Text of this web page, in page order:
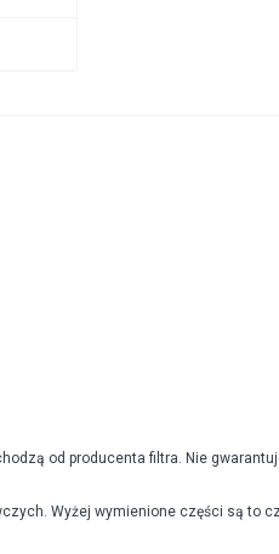
od producenta filtra. Nie
Wyżej wymienione części są to